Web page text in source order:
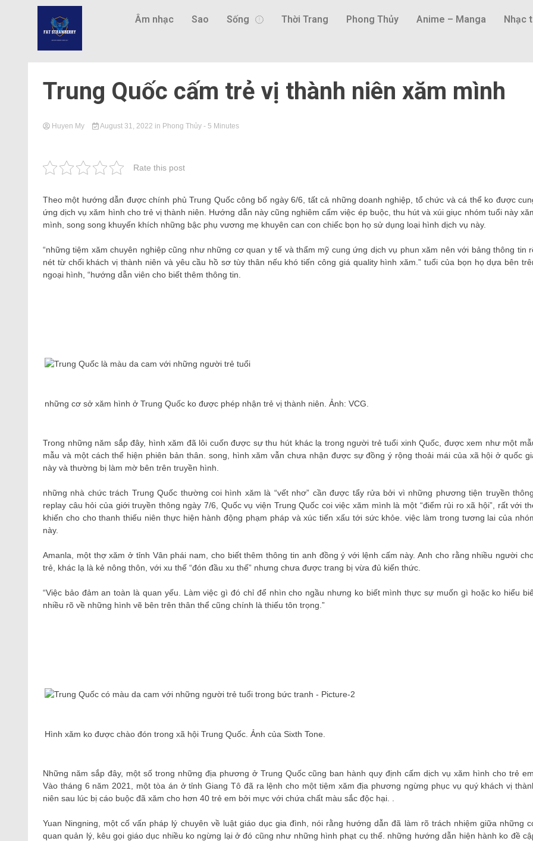
Âm nhạc Sao Sống Thời Trang Phong Thủy Anime – Manga Nhạc
Trung Quốc cấm trẻ vị thành niên xăm mình
Huyen My August 31, 2022 in Phong Thủy - 5 Minutes
Rate this post
Theo một hướng dẫn được chính phủ Trung Quốc công bố ngày 6/6, tất cả những doanh nghiệp, tổ chức và cá thể ko được
ứng dịch vụ xăm hình cho trẻ vị thành niên. Hướng dẫn này cũng nghiêm cấm việc ép buộc, thu hút và xúi giục nhóm tuổi này
mình, song song khuyến khích những bậc phụ vương mẹ khuyên can con chiếc bọn họ sử dụng loại hình dịch vụ này.
“những tiệm xăm chuyên nghiệp cũng như những cơ quan y tế và thẩm mỹ cung ứng dịch vụ phun xăm nên với bảng thông tin
nét từ chối khách vị thành niên và yêu cầu hồ sơ tùy thân nếu khó tiến công giá quality hình xăm.” tuổi của bọn họ dựa bên
ngoại hình, “hướng dẫn viên cho biết thêm thông tin.
những cơ sở xăm hình ở Trung Quốc ko được phép nhận trẻ vị thành niên. Ảnh: VCG.
Trong những năm sắp đây, hình xăm đã lôi cuốn được sự thu hút khác lạ trong người trẻ tuổi xinh Quốc, được xem như một
mẫu và một cách thể hiện phiên bản thân. song, hình xăm vẫn chưa nhận được sự đồng ý rộng thoải mái của xã hội ở quốc
này và thường bị làm mờ bên trên truyền hình.
những nhà chức trách Trung Quốc thường coi hình xăm là “vết nhơ” cần được tẩy rửa bởi vì những phương tiện truyền
replay câu hỏi của giới truyền thông ngày 7/6, Quốc vụ viện Trung Quốc coi việc xăm mình là một “điểm rủi ro xã hội”, rất với
khiến cho cho thanh thiếu niên thực hiện hành động phạm pháp và xúc tiến xấu tới sức khỏe. việc làm trong tương lai của
này.
Amanla, một thợ xăm ở tỉnh Vân phái nam, cho biết thêm thông tin anh đồng ý với lệnh cấm này. Anh cho rằng nhiều người
trẻ, khác lạ là kẻ nông thôn, với xu thế “đón đầu xu thế” nhưng chưa được trang bị vừa đủ kiến ​​thức.
“Việc bảo đảm an toàn là quan yếu. Làm việc gì đó chỉ để nhìn cho ngầu nhưng ko biết mình thực sự muốn gì hoặc ko hiểu
nhiều rõ về những hình vẽ bên trên thân thể cũng chính là thiếu tôn trọng.”
Hình xăm ko được chào đón trong xã hội Trung Quốc. Ảnh của Sixth Tone.
Những năm sắp đây, một số trong những địa phương ở Trung Quốc cũng ban hành quy định cấm dịch vụ xăm hình cho trẻ
Vào tháng 6 năm 2021, một tòa án ở tỉnh Giang Tô đã ra lệnh cho một tiệm xăm địa phương ngừng phục vụ quý khách vị
niên sau lúc bị cáo buộc đã xăm cho hơn 40 trẻ em bởi mực với chứa chất màu sắc độc hại. .
Yuan Ningning, một cố vấn pháp lý chuyên về luật giáo dục gia đình, nói rằng hướng dẫn đã làm rõ trách nhiệm giữa những
quan quản lý, kêu gọi giáo dục nhiều ko ngừng lại ở đó cũng như những hình phạt cụ thể. những hướng dẫn hiện hành ko đề